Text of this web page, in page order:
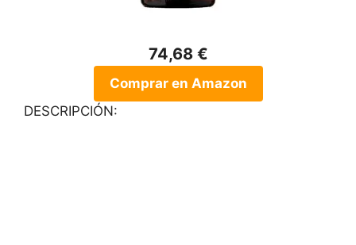
74,68 €
Comprar en Amazon
DESCRIPCIÓN: